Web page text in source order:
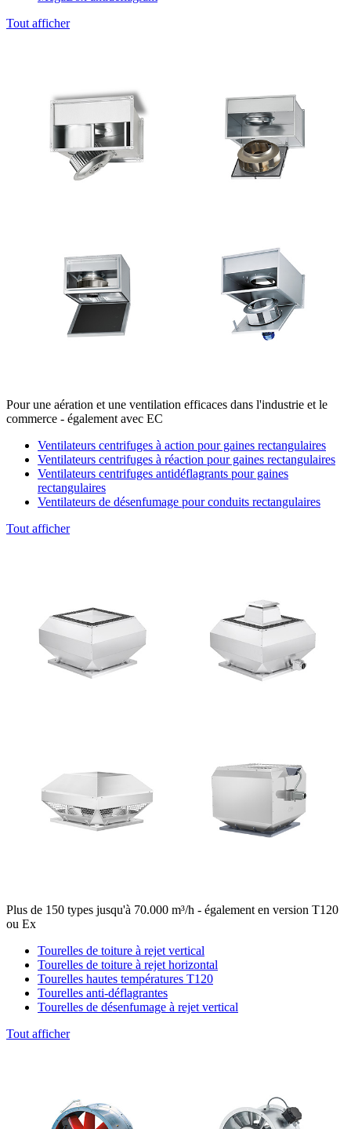
Tout afficher
Pour une aération et une ventilation efficaces dans l'industrie et le
commerce - également avec EC
Ventilateurs centrifuges à action pour gaines rectangulaires
Ventilateurs centrifuges à réaction pour gaines rectangulaires
Ventilateurs centrifuges antidéflagrants pour gaines
rectangulaires
Ventilateurs de désenfumage pour conduits rectangulaires
Tout afficher
Plus de 150 types jusqu'à 70.000 m³/h - également en version T120
ou Ex
Tourelles de toiture à rejet vertical
Tourelles de toiture à rejet horizontal
Tourelles hautes températures T120
Tourelles anti-déflagrantes
Tourelles de désenfumage à rejet vertical
Tout afficher